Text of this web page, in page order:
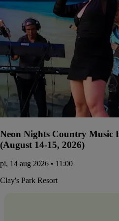
Neon Nights Country Music
(August 14-15, 2026)
pi, 14 aug 2026 • 11:00
Clay's Park Resort